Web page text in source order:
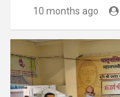
10 months ago